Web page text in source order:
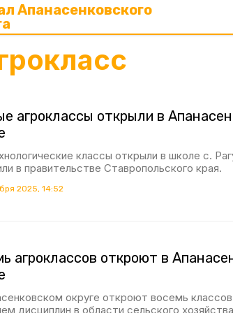
Апанасенковского
агроклассы открыли в
классы открыли в школе с.
в правительстве Ставропольского края.
2025, 14:52
агроклассов откроют в
округе откроют восемь
дисциплин в области сельского